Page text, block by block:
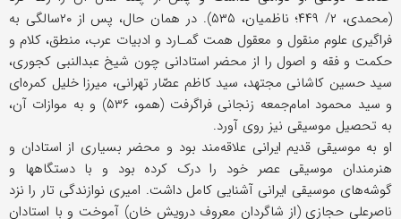
(محمدی، ۲/ ۴۴۹؛ ناظمیان، ۵۳۵). در همان حال، پس از ۲۰سالگی به
فراگیری علوم منقول و معقول همت گمـارد و ادبیات عرب، منطق، کلام و
حکمت و فقه و اصول را از محضر استادانی چون شیخ عبدالنبی کجوری،
سید حسین کاشانی مجتهد، سید کاظم عصّار تهرانی، میرزا خلیل کمره‌ای
و سید محمود امام‌جمعه زنجانی فراگرفت (همو، ۵۳۶) و به موازات آن،
به تحصیل موسیقی نیز روی آورد.
او به موسیقی قدیم ایرانی علاقه‌مند بود و محضر بسیاری از استادان و
هنرمندان موسیقی عصر خود را درک کرده بود و با دستگاهها و
گوشه‌های موسیقی ایرانی آشنایی کامل داشت. امیری نوازندگی تار را نزد
ناصرعلی حجازی (از شاگردان معروف درویش خان) آموخت و با استادان